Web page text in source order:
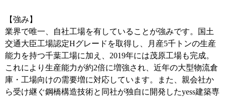
【強み】
業界で唯一、自社工場を有していることが強みです。国土
交通大臣工場認定Hグレードを取得し、月産5千トンの生産
能力を持つ千葉工場に加え、2019年には茂原工場も完成。
これにより生産能力が約2倍に増強され、近年の大型物流倉
庫・工場向けの需要増に対応しています。また、親会社か
ら受け継ぐ鋼橋構造技術と同社が独自に開発したyess建築専